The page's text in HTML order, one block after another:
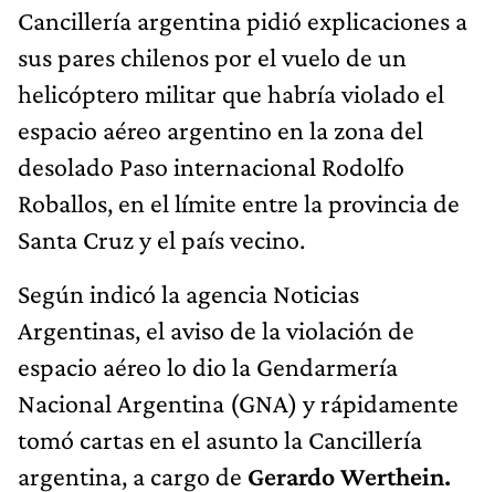
Cancillería argentina pidió explicaciones a
sus pares chilenos por el vuelo de un
helicóptero militar que habría violado el
espacio aéreo argentino en la zona del
desolado Paso internacional Rodolfo
Roballos, en el límite entre la provincia de
Santa Cruz y el país vecino.
Según indicó la agencia Noticias
Argentinas, el aviso de la violación de
espacio aéreo lo dio la Gendarmería
Nacional Argentina (GNA) y rápidamente
tomó cartas en el asunto la Cancillería
argentina, a cargo de Gerardo Werthein.